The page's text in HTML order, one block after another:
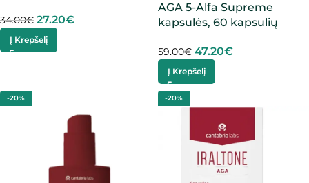
34.00€ 27.20€
Į Krepšelį
AGA 5-Alfa Supreme
kapsulės, 60 kapsulių
59.00€ 47.20€
Į Krepšelį
-20% -20%